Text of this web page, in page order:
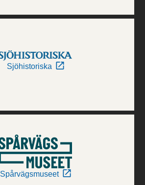
Sjöhistoriska
Spårvägsmuseet